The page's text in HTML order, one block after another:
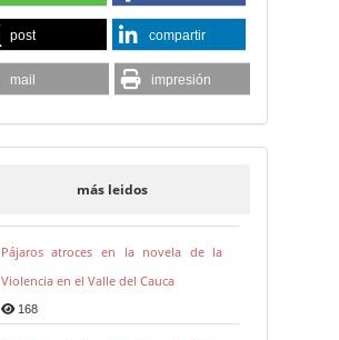
post compartir
mail impresión
más leidos
Pájaros atroces en la novela de la
Violencia en el Valle del Cauca
168